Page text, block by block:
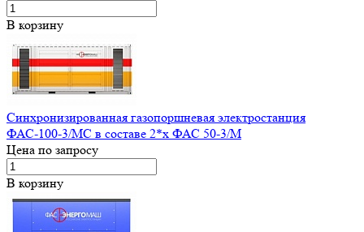
В корзину
Синхронизированная газопоршневая электростанция
ФАС-100-3/МС в составе 2*x ФАС 50-3/М
Цена по запросу
В корзину